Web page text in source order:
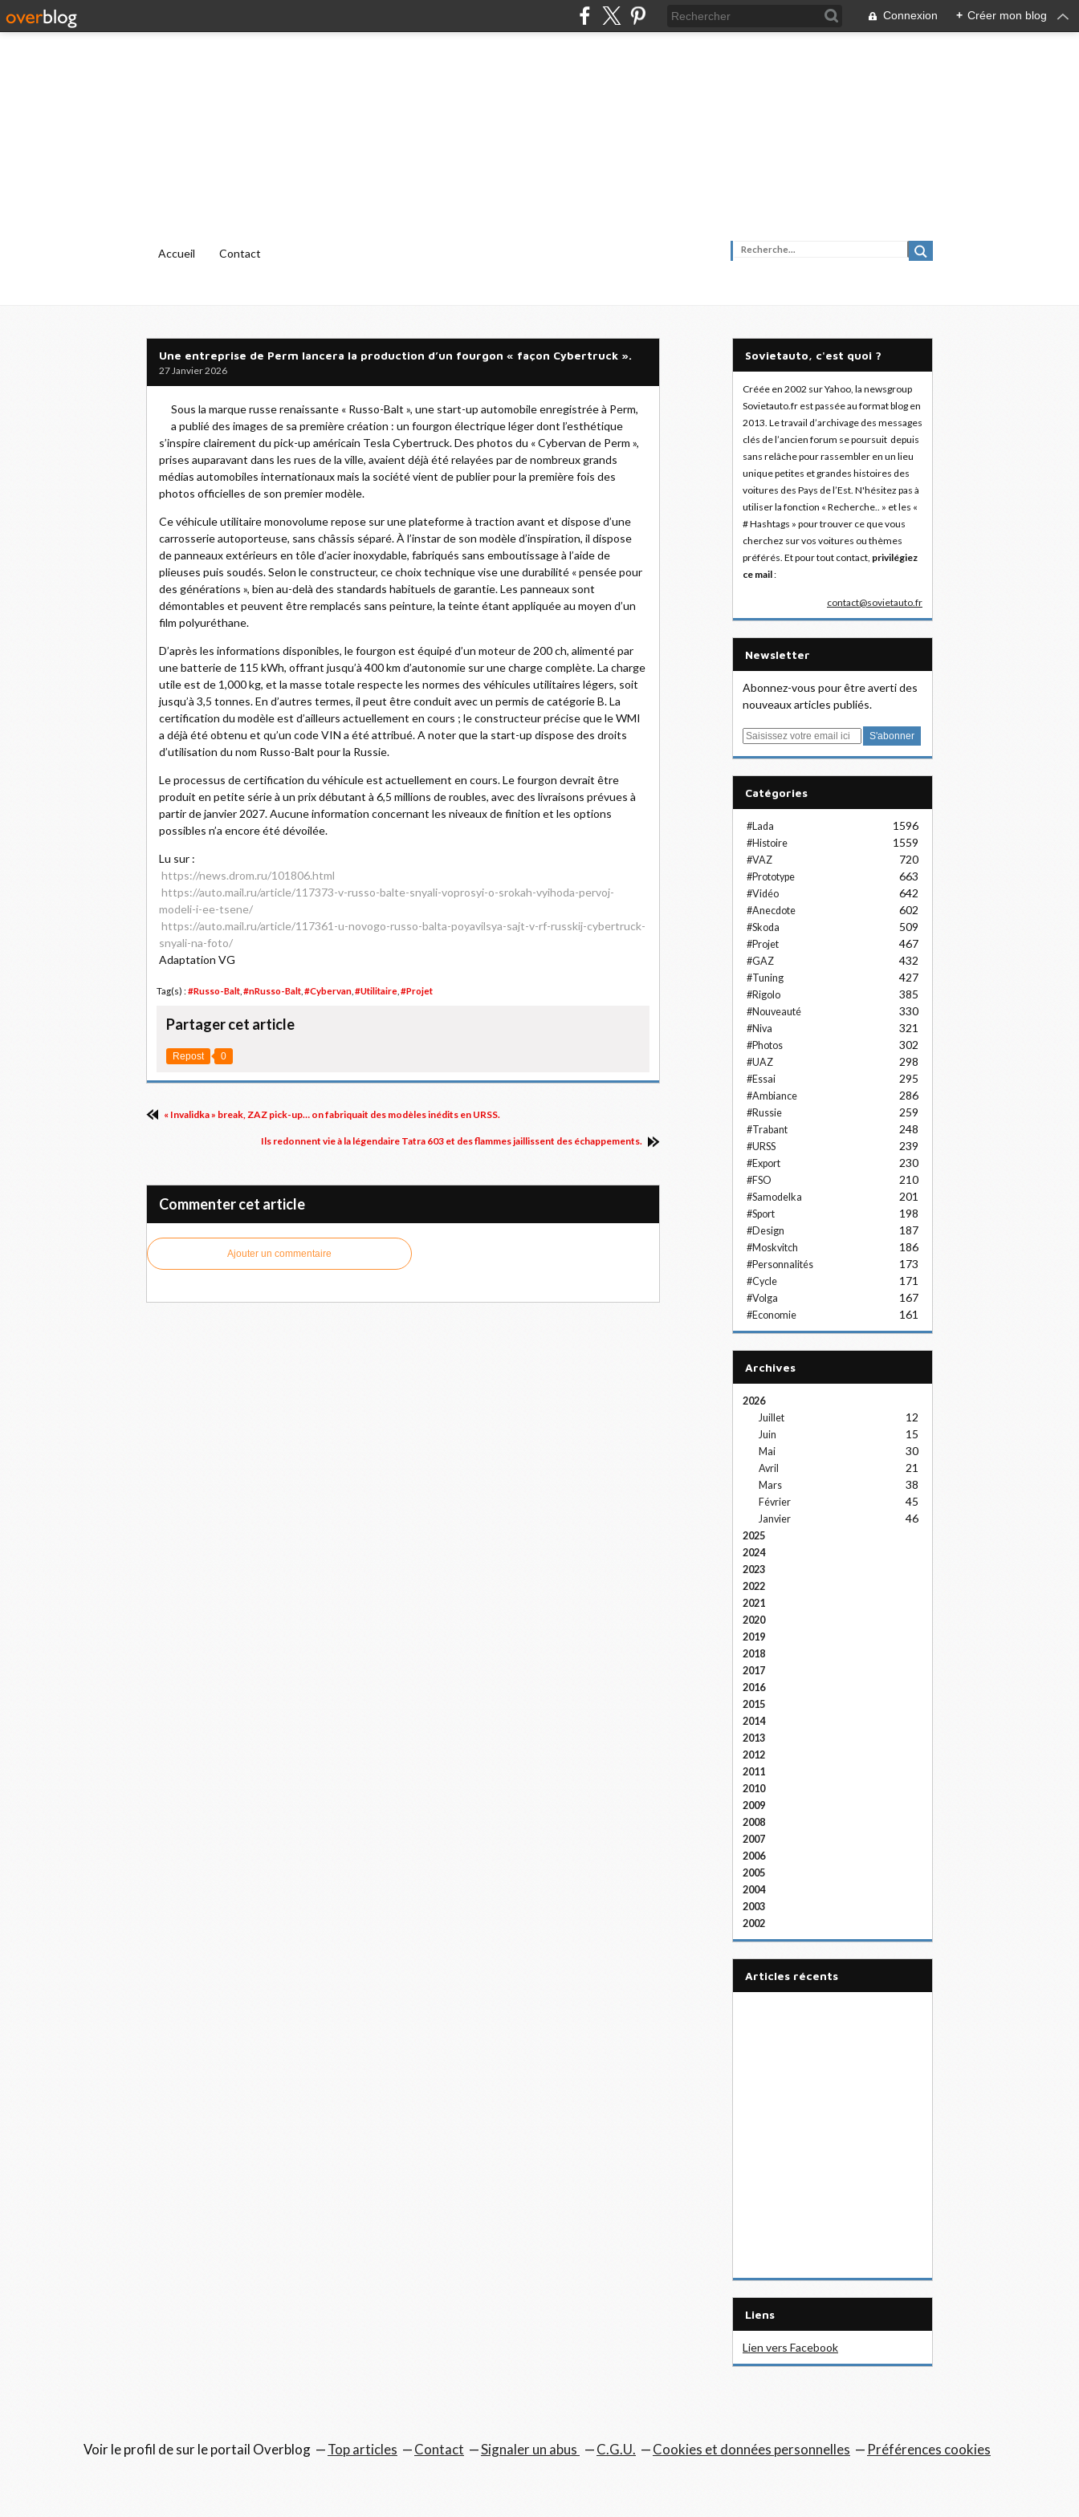
Connexion + Créer mon blog
Accueil Contact
Une entreprise de Perm lancera la production d’un fourgon « façon Cybertruck ».
27 Janvier 2026
Sous la marque russe renaissante « Russo-Balt », une start-up automobile enregistrée à Perm,
a publié des images de sa première création : un fourgon électrique léger dont l’esthétique
s’inspire clairement du pick-up américain Tesla Cybertruck. Des photos du « Cybervan de Perm »,
prises auparavant dans les rues de la ville, avaient déjà été relayées par de nombreux grands
médias automobiles internationaux mais la société vient de publier pour la première fois des
photos officielles de son premier modèle.
Ce véhicule utilitaire monovolume repose sur une plateforme à traction avant et dispose d’une
carrosserie autoporteuse, sans châssis séparé. À l’instar de son modèle d’inspiration, il dispose
de panneaux extérieurs en tôle d’acier inoxydable, fabriqués sans emboutissage à l’aide de
plieuses puis soudés. Selon le constructeur, ce choix technique vise une durabilité « pensée pour
des générations », bien au-delà des standards habituels de garantie. Les panneaux sont
démontables et peuvent être remplacés sans peinture, la teinte étant appliquée au moyen d’un
film polyuréthane.
D’après les informations disponibles, le fourgon est équipé d’un moteur de 200 ch, alimenté par
une batterie de 115 kWh, offrant jusqu’à 400 km d’autonomie sur une charge complète. La charge
utile est de 1,000 kg, et la masse totale respecte les normes des véhicules utilitaires légers, soit
jusqu’à 3,5 tonnes. En d’autres termes, il peut être conduit avec un permis de catégorie B. La
certification du modèle est d’ailleurs actuellement en cours ; le constructeur précise que le WMI
a déjà été obtenu et qu’un code VIN a été attribué. A noter que la start-up dispose des droits
d’utilisation du nom Russo-Balt pour la Russie.
Le processus de certification du véhicule est actuellement en cours. Le fourgon devrait être
produit en petite série à un prix débutant à 6,5 millions de roubles, avec des livraisons prévues à
partir de janvier 2027. Aucune information concernant les niveaux de finition et les options
possibles n’a encore été dévoilée.
Lu sur :
https://news.drom.ru/101806.html
https://auto.mail.ru/article/117373-v-russo-balte-snyali-voprosyi-o-srokah-vyihoda-pervoj-
modeli-i-ee-tsene/
https://auto.mail.ru/article/117361-u-novogo-russo-balta-poyavilsya-sajt-v-rf-russkij-cybertruck-
snyali-na-foto/
Adaptation VG
Tag(s) : #Russo-Balt #nRusso-Balt #Cybervan #Utilitaire #Projet
Partager cet article
Repost 0
« Invalidka » break, ZAZ pick-up… on fabriquait des modèles inédits en URSS.
Ils redonnent vie à la légendaire Tatra 603 et des flammes jaillissent des échappements.
Commenter cet article
Ajouter un commentaire
Sovietauto, c'est quoi ?
Créée en 2002 sur Yahoo, la newsgroup
Sovietauto.fr est passée au format blog en
2013. Le travail d’archivage des messages
clés de l’ancien forum se poursuit depuis
sans relâche pour rassembler en un lieu
unique petites et grandes histoires des
voitures des Pays de l’Est. N'hésitez pas à
utiliser la fonction « Recherche.. » et les «
# Hashtags » pour trouver ce que vous
cherchez sur vos voitures ou thèmes
préférés. Et pour tout contact, privilégiez
ce mail:
contact@sovietauto.fr
Newsletter
Abonnez-vous pour être averti des
nouveaux articles publiés.
E
Catégories
#Lada 1596
#Histoire 1559
#VAZ 720
#Prototype 663
#Vidéo 642
#Anecdote 602
#Skoda 509
#Projet 467
#GAZ 432
#Tuning 427
#Rigolo 385
#Nouveauté 330
#Niva 321
#Photos 302
#UAZ 298
#Essai 295
#Ambiance 286
#Russie 259
#Trabant 248
#URSS 239
#Export 230
#FSO 210
#Samodelka 201
#Sport 198
#Design 187
#Moskvitch 186
#Personnalités 173
#Cycle 171
#Volga 167
#Economie 161
Archives
2026
Juillet
12
Juin 15
Mai 30
Avril 21
Mars 38
Février 45
Janvier 46
2025
2024
2023
2022
2021
2020
2019
2018
2017
2016
2015
2014
2013
2012
2011
2010
2009
2008
2007
2006
2005
2004
2003
2002
articles récents
Liens
Lien vers Facebook
Voir le profil desur le portail Overblog Top articles Contact Signaler un abus C.G.U. Cookies et données personnelles Préférences cookies